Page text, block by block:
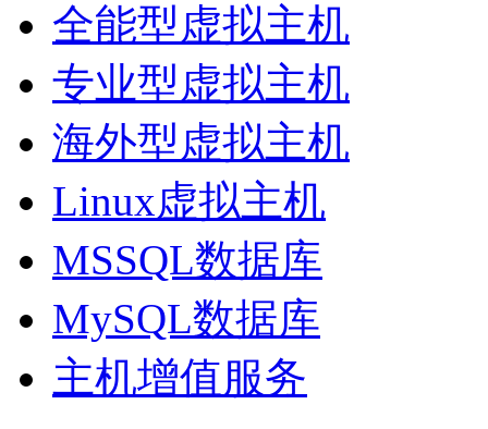
全能型虚拟主机
专业型虚拟主机
海外型虚拟主机
Linux虚拟主机
MSSQL数据库
MySQL数据库
主机增值服务